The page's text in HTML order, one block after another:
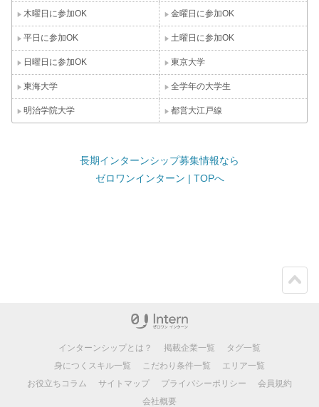
木曜日に参加OK 金曜日に参加OK
平日に参加OK 土曜日に参加OK
日曜日に参加OK 東京大学
東海大学 全学年の大学生
明治学院大学 都営大江戸線
長期インターンシップ募集情報なら
ゼロワンインターン | TOPへ
インターンシップとは？ 掲載企業一覧
タグ一覧
身につくスキル一覧
こだわり条件一覧
エリア一覧
お役立ちコラム
サイトマップ プライバシーポリシー
会員規約
会社概要